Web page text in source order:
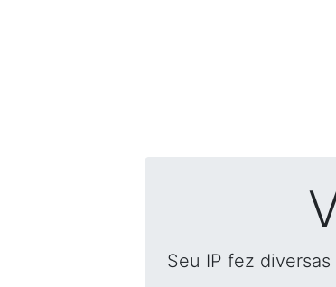
Seu IP fez